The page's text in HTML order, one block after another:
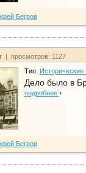
Бегров
| просмотров: 1127
Тип:
Дело было в
подробнее
Бегров